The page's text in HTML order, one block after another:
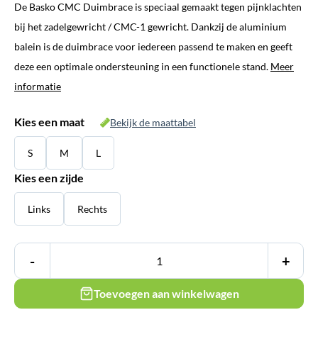
De Basko CMC Duimbrace is speciaal gemaakt tegen pijnklachten
bij het zadelgewricht / CMC-1 gewricht. Dankzij de aluminium
balein is de duimbrace voor iedereen passend te maken en geeft
deze een optimale ondersteuning in een functionele stand. Meer
informatie
Kies een maat Bekijk de maattabel
S M L
Kies een zijde
Links Rechts
- +
Toevoegen aan winkelwagen